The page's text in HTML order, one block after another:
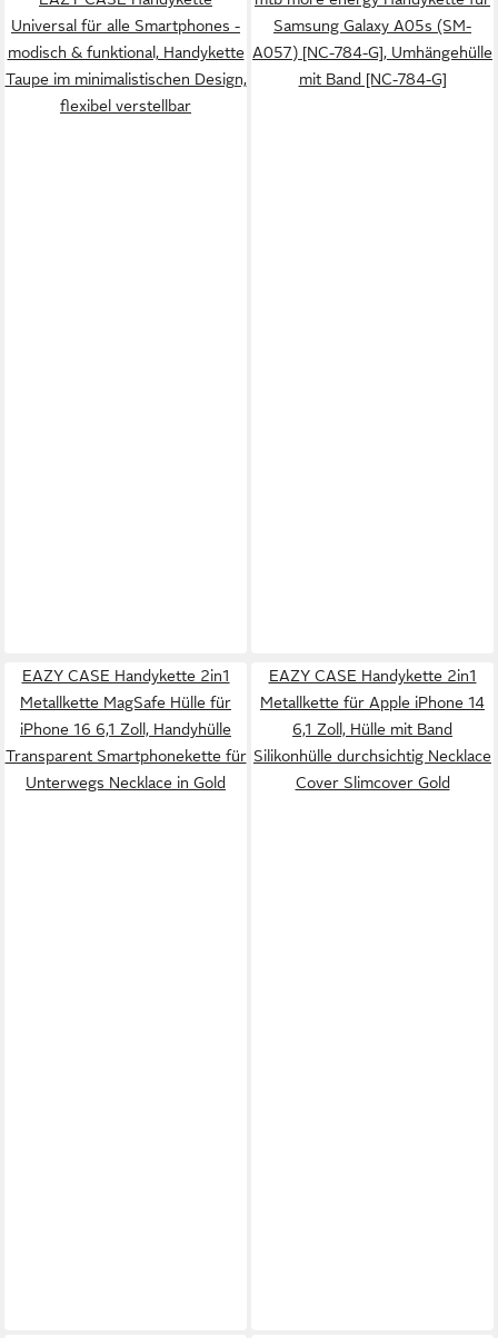
Universal für alle Smartphones -
modisch & funktional, Handykette
Taupe im minimalistischen Design,
flexibel verstellbar
Samsung Galaxy A05s (SM-
A057) [NC-784-G], Umhängehülle
mit Band [NC-784-G]
EAZY CASE Handykette 2in1
Metallkette MagSafe Hülle für
iPhone 16 6,1 Zoll, Handyhülle
Transparent Smartphonekette für
Unterwegs Necklace in Gold
EAZY CASE Handykette 2in1
Metallkette für Apple iPhone 14
6,1 Zoll, Hülle mit Band
Silikonhülle durchsichtig Necklace
Cover Slimcover Gold